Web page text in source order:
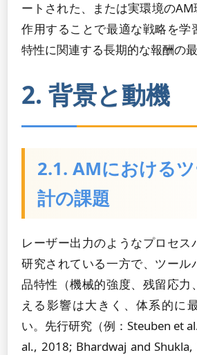
ートされた、または実環境の
作用することで最適な戦略を学
特性に関連する長期的な報酬の最
2. 背景と動機
2.1. AMにおける
計の課題
レーザー出力のようなプロセス
研究されている一方で、ツール
品特性（機械的強度、残留応力
える影響は大きく、体系的に
い。先行研究（例：Steuben et
al., 2018; Bhardwaj and